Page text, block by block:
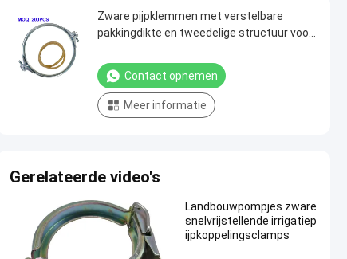
Zware pijpklemmen met verstelbare
pakkingdikte en tweedelige structuur voor
Contact opnemen
Meer informatie
Gerelateerde video's
Landbouwpompjes zware
snelvrijstellende irrigatiep
ijpkoppelingsclamps